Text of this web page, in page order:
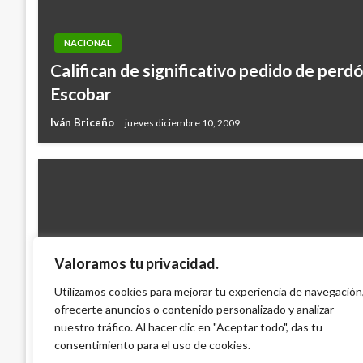
Valoramos tu privacidad.
Utilizamos cookies para mejorar tu experiencia de navegación,
ofrecerte anuncios o contenido personalizado y analizar
nuestro tráfico. Al hacer clic en "Aceptar todo", das tu
consentimiento para el uso de cookies.
NACIONAL
Califican de significativo pedido de
Escobar
Iván Briceño jueves diciembre 10, 2009
NACIONAL
Rogativa para que llueva hará este
Atlántico
Ariel Cabrera miércoles julio 30, 2014